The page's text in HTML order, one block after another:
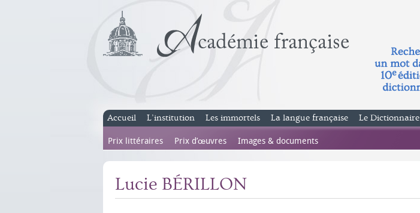
Accueil L’institution Les immortels La langue française Le Dictionnaire
Prix littéraires Prix d’œuvres Images & documents
Lucie BÉRILLON